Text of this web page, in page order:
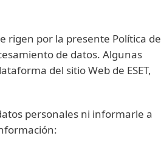
rigen por la presente Política de
de datos. Algunas
del sitio Web de ESET,
personales ni informarle a